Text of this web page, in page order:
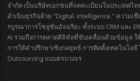
จำกัด เป็นบริษัทเอกชนที่จดทะเบียนในประเทศไ
ดำเนินธุรกิจด้วย "Digital. Intelligence." ความเ
รบูรณาการโซลูชันอัจฉริยะ ทั้งระบบ CRM และ
AI รวมถึงการตลาดดิจิทัลที่ขับเคลื่อนด้วยข้อมูล
การให้คำปรึกษาเชิงกลยุทธ์ การติดตั้งเทคโนโลยี
Outsourcing แบบครบวงจร